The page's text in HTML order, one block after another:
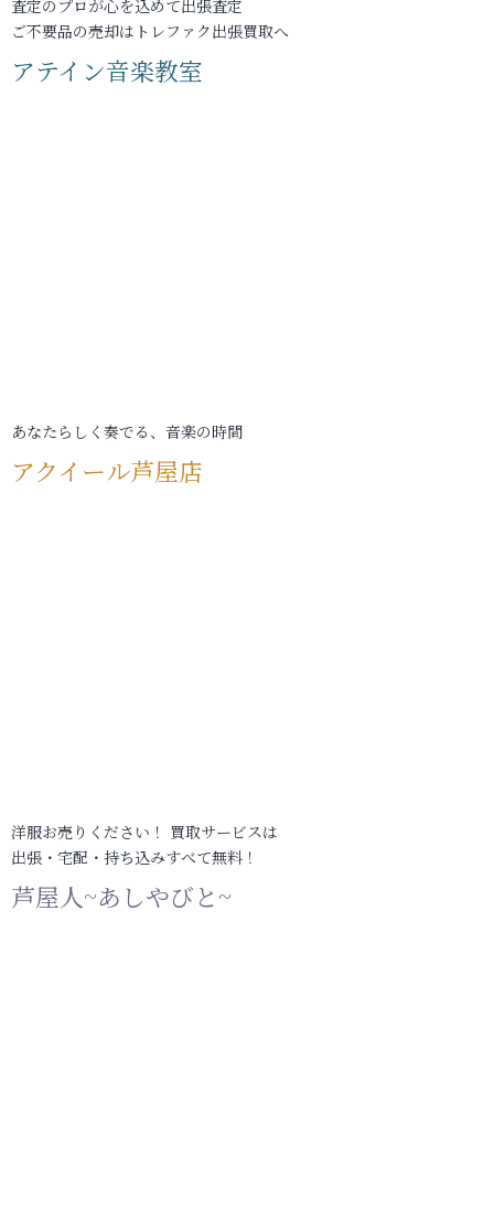
査定のプロが心を込めて出張査定
ご不要品の売却はトレファク出張買取へ
アテイン音楽教室
あなたらしく奏でる、音楽の時間
アクイール芦屋店
洋服お売りください！ 買取サービスは
出張・宅配・持ち込みすべて無料！
芦屋人~あしやびと~